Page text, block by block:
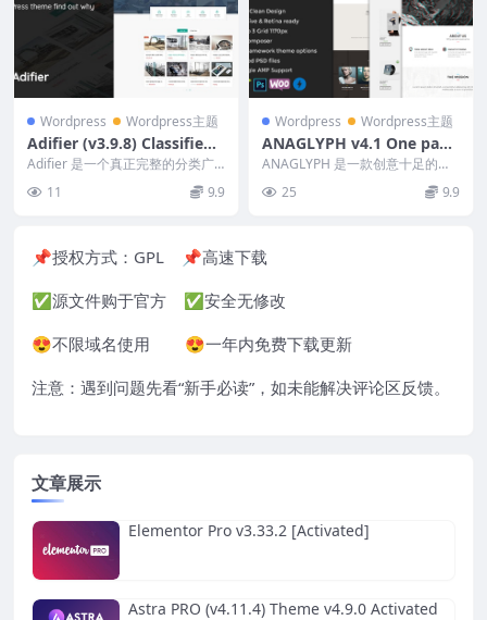
Wordpress Wordpress主题
Adifier (v3.9.8) Classified
Ads WordPress Theme
Adifier 是一个真正完整的分类广
告市场。它的所有功能都是从头开
始构建的，因...
11 9.9
Wordpress Wordpress主题
ANAGLYPH v4.1 One page
/ Multi Page WordPress T
heme
ANAGLYPH 是一款创意十足的单
页和多页模板，具有现代扁平、简
约和干净的外观...
25 9.9
📌授权方式： GPL 📌高速下载
✅源文件购于官方 ✅安全无修改
😍不限域名使用 😍一年内免费下载更新
注意：遇到问题先看“新手必读”，如未能解决评论区反馈。
文章展示
Elementor Pro v3.33.2 [Activated]
Astra PRO (v4.11.4) Theme v4.9.0 Activated